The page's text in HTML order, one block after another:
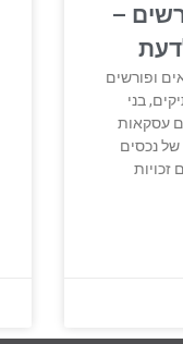
–
ופורשים
בני
עסקאות
של נכסים
זכויות